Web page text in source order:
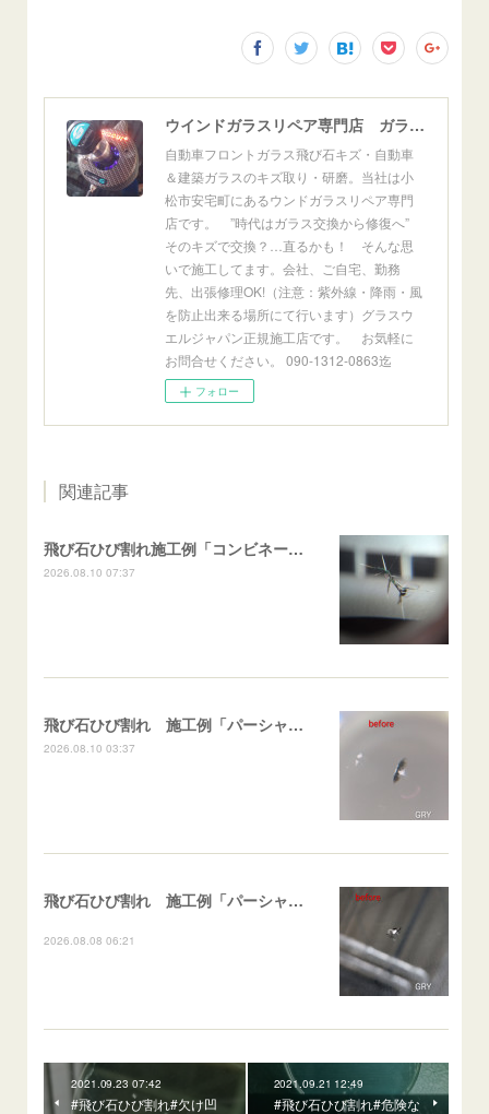
ウインドガラスリペア専門店 ガラスリペア・ヨシダ グラスウェルドジャパン 正規施工店 小松市
自動車フロントガラス飛び石キズ・自動車
＆建築ガラスのキズ取り・研磨。当社は小
松市安宅町にあるウンドガラスリペア専門
店です。 ”時代はガラス交換から修復へ”
そのキズで交換？…直るかも！ そんな思
いで施工してます。会社、ご自宅、勤務
先、出張修理OK!（注意：紫外線・降雨・風
を防止出来る場所にて行います）グラスウ
エルジャパン正規施工店です。 お気軽に
お問合せください。 090-1312-0863迄
フォロー
関連記事
飛び石ひび割れ施工例「コンビネーション系・近接２箇所/キケンゾーン範囲」N BOX
2026.08.10 07:37
飛び石ひび割れ 施工例「パーシャル系ハーフムーン系」ハイエース
2026.08.10 03:37
飛び石ひび割れ 施工例「パーシャル系・衝撃点範囲ハマカケ」エスティマ
2026.08.08 06:21
2021.09.23 07:42
#飛び石ひび割れ#欠け凹
2021.09.21 12:49
#飛び石ひび割れ#危険な